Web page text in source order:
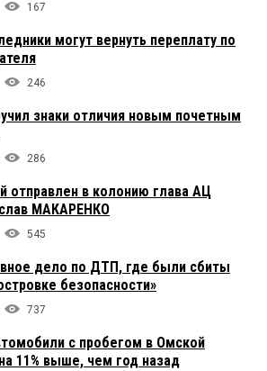
167
могут вернуть переплату по
246
знаки отличия новым почетным
286
отправлен в колонию глава АЦ
МАКАРЕНКО
545
дело по ДТП, где были сбиты
безопасности»
737
с пробегом в Омской
11% выше, чем год назад